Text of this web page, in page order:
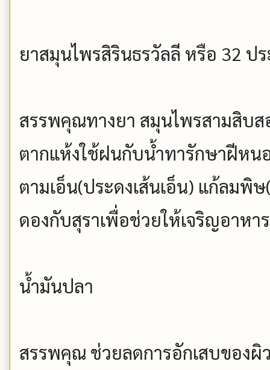
ยาสมุนไพรสิรินธรวัลลี หรือ 32 ป
สรรพคุณทางยา สมุนไพรสามสิบส
ตากแห้งใช้ฝนกับน้ำทารักษาฝีห
ตามเอ็น(ประดงเส้นเอ็น) แก้ลมพิ
ดองกับสุราเพื่อช่วยให้เจริญอาหาร
น้ำมันปลา
สรรพคุณ ช่วยลดการอักเสบของผิ